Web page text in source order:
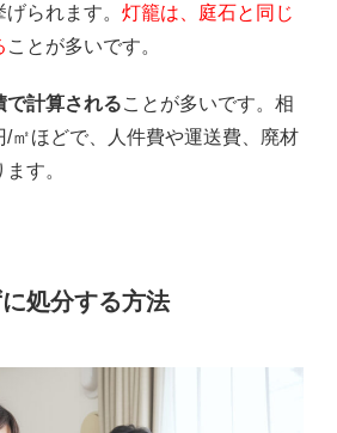
られます。 灯籠は、庭石と同じ
ことが多いです。
で計算されることが多いです。相
㎡ほどで、人件費や運送費、廃材
す。
処分する方法